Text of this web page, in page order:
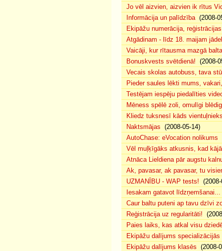
Jo vēl aizvien, aizvien ik rītus
Informācija un palīdzība(2008-
Ekipāžu numerācija,
Atgādinam - līdz 18. maijam
Vaicāji, kur rītausma mazgā
Bonuskvests svētdienā! (2008-
Vecais skolas autobuss, tava
Pieder saules lēkti mums,
Testējam iespēju piedalīties
Mēness spēlē zoli, omulīgi
Kliedz tuksnesī kāds
Naktsmājas (2008-05-14)
AutoChase: eVocation nolikums
Vēl muļķīgāks atkusnis, kad
Atnāca Lieldiena pār augstu
Ak, pavasar, ak pavasar, tu
UZMANĪBU - WAP tests!
Iesakam gatavot līdzņemšanai...
Caur baltu puteni ap tavu dzīvi
Reģistrācija uz regularitāti!
Paies laiks, kas atkal visu
Ekipāžu dalījums specializācijās
Ekipāžu dalījums klasēs (2008-